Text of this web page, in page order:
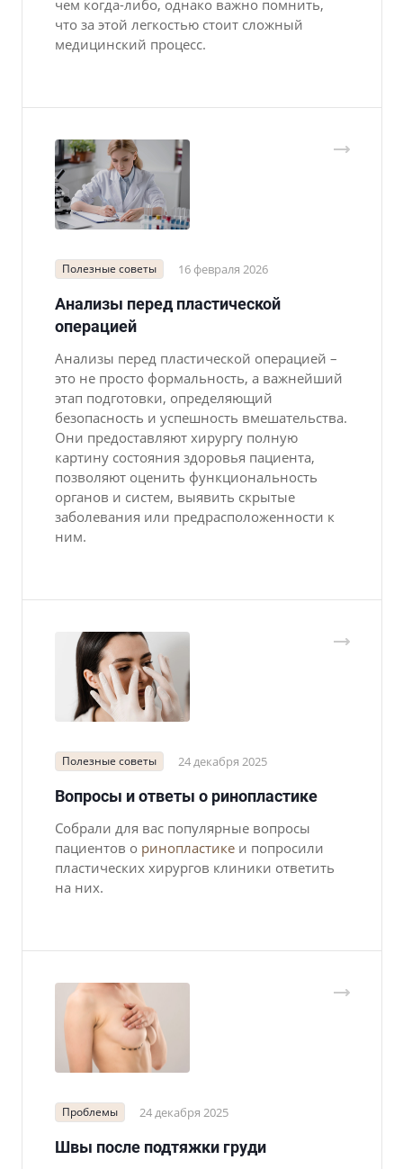
чем когда-либо, однако важно помнить,
что за этой легкостью стоит сложный
медицинский процесс.
Полезные советы 16 февраля 2026
Анализы перед пластической
операцией
Анализы перед пластической операцией –
это не просто формальность, а важнейший
этап подготовки, определяющий
безопасность и успешность вмешательства.
Они предоставляют хирургу полную
картину состояния здоровья пациента,
позволяют оценить функциональность
органов и систем, выявить скрытые
заболевания или предрасположенности к
ним.
Полезные советы 24 декабря 2025
Вопросы и ответы о ринопластике
Собрали для вас популярные вопросы
пациентов о ринопластике и попросили
пластических хирургов клиники ответить
на них.
Проблемы 24 декабря 2025
Швы после подтяжки груди